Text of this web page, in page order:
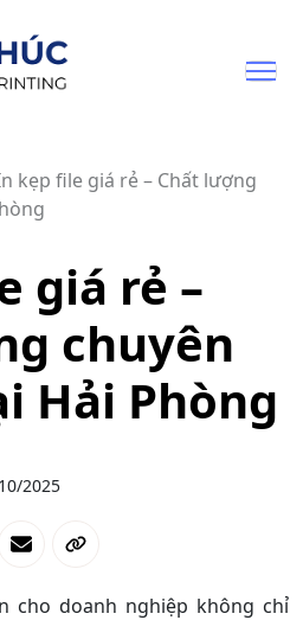
kẹp file giá rẻ – Chất lượng
giá rẻ –
chuyên
Hải Phòng
2025
cho doanh nghiệp không chỉ